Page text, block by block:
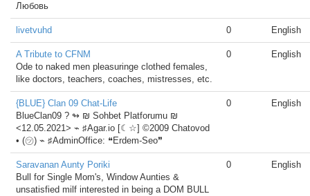
Любовь
livetvuhd 0 English
A Tribute to CFNM
Ode to naked men pleasuringe clothed females,
like doctors, teachers, coaches, mistresses, etc.
0 English
{BLUE} Clan 09 Chat-Life
BlueClan09 ?️ ↬ ₪ Sohbet Platforumu ₪
<12.05.2021> ⌁ ♯Agar.io [☾☆] ©2009 Chatovod
• (㋡) ⌁ ♯AdminOffice: ❝Erdem-Seo❞
0 English
Saravanan Aunty Poriki
Bull for Single Mom's, Window Aunties &
unsatisfied milf interested in being a DOM BULL
0 English